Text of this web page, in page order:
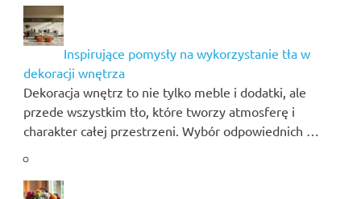
Inspirujące pomysły na wykorzystanie tła w
dekoracji wnętrza
Dekoracja wnętrz to nie tylko meble i dodatki, ale
przede wszystkim tło, które tworzy atmosferę i
charakter całej przestrzeni. Wybór odpowiednich …